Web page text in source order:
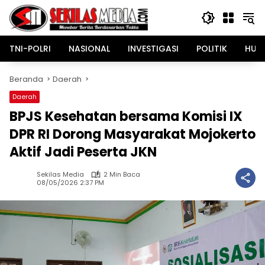
Langsung
konten
TNI-POLRI
NASIONAL INVESTIGASI POLITIK
Beranda Daerah
Daerah
BPJS Kesehatan bersama Komisi IX
DPR RI Dorong Masyarakat Mojokerto
Aktif Jadi Peserta JKN
Sekilas Media
2 Min Baca
08/05/2026 2:37 PM